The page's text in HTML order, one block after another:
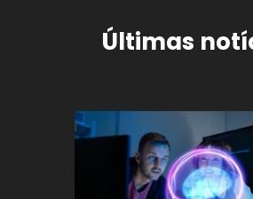
Últimas